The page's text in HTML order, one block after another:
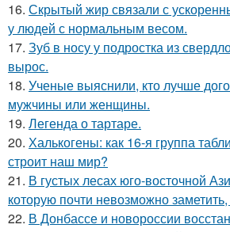
16. Скрытый жир связали с
у людей с нормальным весом.
17. Зуб в носу у подростка из
вырос.
18. Ученые выяснили, кто лучше
мужчины или женщины.
19. Легенда о тартаре.
20. Халькогены: как 16-я группа
строит наш мир?
21. В густых лесах юго-восточной
которую почти невозможно
22. В Донбассе и новороссии